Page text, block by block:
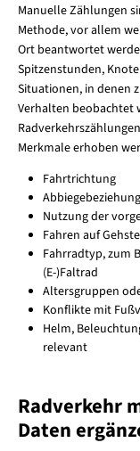
Manuelle Zählungen
Methode, vor allem
Ort beantwortet
Spitzenstunden,
Situationen, in denen
Verhalten beobachtet
Merkmale erhoben
Fahrtrichtung
Nutzung der
Fahren auf
Fahrradtyp, zum
(E-)Faltrad
Altersgruppen
Konflikte mit
Helm,
relevant
Radverkehr
Daten